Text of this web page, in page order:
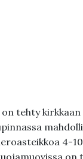
tehty kirkkaan
4-
on